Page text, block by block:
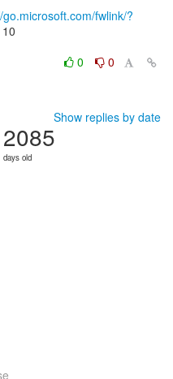
fwlink/?
0
0
Show replies by date
2085
days old